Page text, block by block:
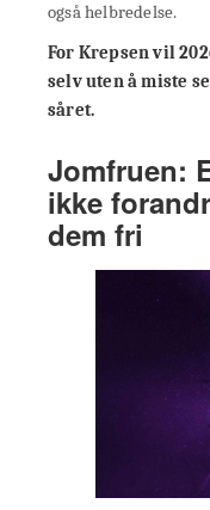
også helbredelse.
For Krepsen vil
selv uten å miste
såret.
Jomfruen:
ikke
dem fri